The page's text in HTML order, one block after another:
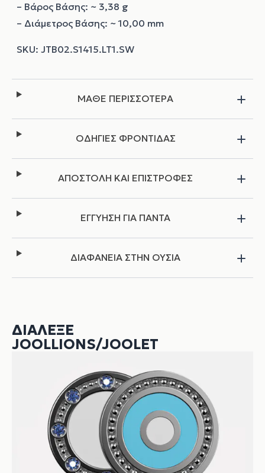
– Βάρος Βάσης: ~ 3,38 g
– Διάμετρος Βάσης: ~ 10,00 mm
ΜΑΘΕ ΠΕΡΙΣΣΟΤΕΡΑ
ΟΔΗΓΙΕΣ ΦΡΟΝΤΙΔΑΣ
ΑΠΟΣΤΟΛΗ ΚΑΙ ΕΠΙΣΤΡΟΦΕΣ
ΕΓΓΥΗΣΗ ΓΙΑ ΠΑΝΤΑ
ΔΙΑΦΑΝΕΙΑ ΣΤΗΝ ΟΥΣΙΑ
ΔΙΆΛΕΞΕ
JOOLLIONS/JOOLET